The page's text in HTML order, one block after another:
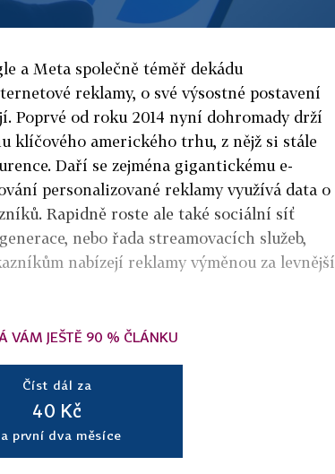
a Meta společně téměř dekádu
reklamy, o své výsostné postavení
Poprvé od roku 2014 nyní dohromady drží
klíčového amerického trhu, z nějž si stále
Daří se zejména gigantickému e-
personalizované reklamy využívá data o
Rapidně roste ale také sociální síť
nebo řada streamovacích služeb,
nabízejí reklamy výměnou za levnější
VÁM JEŠTĚ 90 % ČLÁNKU
Číst dál za
40 Kč
první dva měsíce